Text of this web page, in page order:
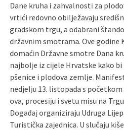
Dane kruha i zahvalnosti za
vrtići redovno obilježavaju
gradskom trgu, a odabrani
državnim smotrama. Ove godine
domaćin Državne smotre Dana
najbolje iz cijele Hrvatske kako
pšenice i plodova zemlje.
nedjelju 13. listopada s početkom
ova, procesiju i svetu misu na
Događaj organiziraju Udruga
Turistička zajednica. U slučaju